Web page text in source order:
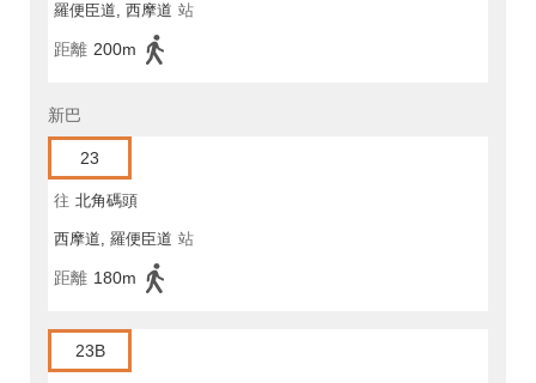
羅便臣道, 西摩道 站
距離 200m
新巴
23
往 北角碼頭
西摩道, 羅便臣道 站
距離 180m
23B